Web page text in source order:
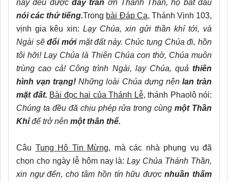
nấy đều được đầy tràn ơn Thánh Thần, họ bắt đầu
nói các thứ tiếng.Trong bài Đáp Ca, Thánh Vịnh 103,
vịnh gia kêu xin: Lạy Chúa, xin gửi thần khí tới, và
Ngài sẽđổi mớimặt đất này. Chúc tụng Chúa đi, hồn
tôi hỡi! Lạy Chúa là Thiên Chúa con thờ, Chúa muôn
trùng cao cả! Công trình Ngài, lạy Chúa, quả thiên
hình vạn trạng! Những loài Chúa dựng nên lan tràn
mặt đất. Bài đọc hai của Thánh Lễ, thánh Phaolô nói:
Chúng ta đều đã chịu phép rửa trong cùngmột Thần
Khíđể trở nên một thân thể.
Câu Tung Hô Tin Mừng, mà các nhà phụng vụ đã
chọn cho ngày lễ hôm nay là:Lạy Chúa Thánh Thần,
xin ngự đến, cho tâm hồn tín hữu đượcnhuần thấm